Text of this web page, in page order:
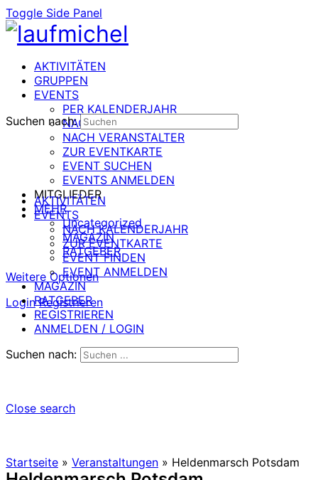
Toggle Side Panel
AKTIVITÄTEN
GRUPPEN
EVENTS
PER KALENDERJAHR
NACH DATUM
NACH VERANSTALTER
ZUR EVENTKARTE
EVENT SUCHEN
EVENTS ANMELDEN
MITGLIEDER
MEHR
Uncategorized
MAGAZIN
RATGEBER
Weitere Optionen
Login Registrieren
Suchen nach:
AKTIVITÄTEN
EVENTS
NACH KALENDERJAHR
ZUR EVENTKARTE
EVENT FINDEN
EVENT ANMELDEN
MAGAZIN
RATGEBER
REGISTRIEREN
ANMELDEN / LOGIN
Suchen nach:
Close search
Startseite » Veranstaltungen » Heldenmarsch Potsdam